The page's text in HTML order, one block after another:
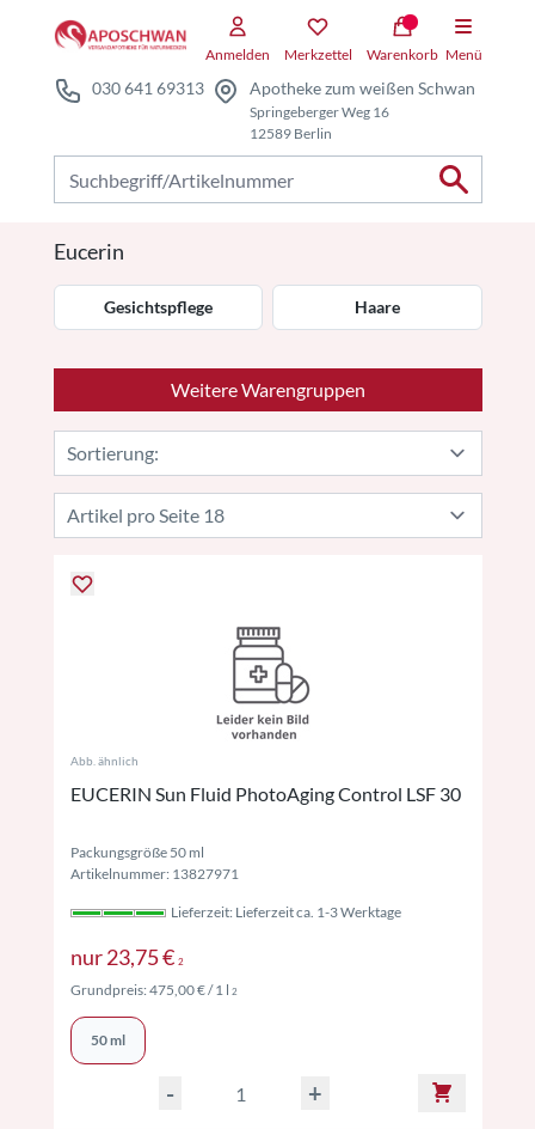
Anmelden Merkzettel Warenkorb Menü
030 641 69313 Apotheke zum weißen Schwan
Springeberger Weg 16
12589 Berlin
Eucerin
Gesichtspflege Haare
Weitere Warengruppen
Abb. ähnlich
EUCERIN Sun Fluid PhotoAging Control LSF 30
Packungsgröße 50 ml
Artikelnummer: 13827971
Lieferzeit: Lieferzeit ca. 1-3 Werktage
nur23,75 € 2Preise inkl. MwSt. ggf. zzgl. Versand
Grundpreis:475,00 €/ 1 l 2Preise inkl. MwSt. ggf. zzgl. Versand
50 ml
- +